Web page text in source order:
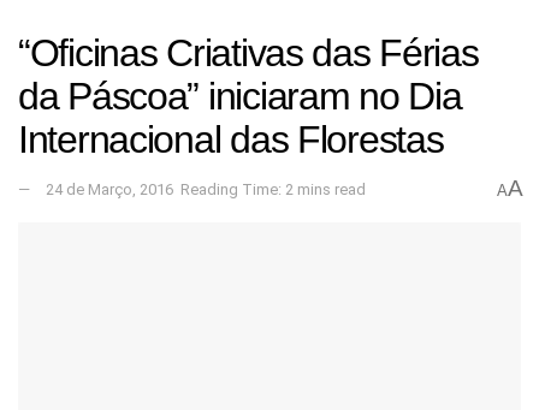
“Oficinas Criativas das Férias
da Páscoa” iniciaram no Dia
Internacional das Florestas
24 de Março, 2016 Reading Time: 2 mins read AA